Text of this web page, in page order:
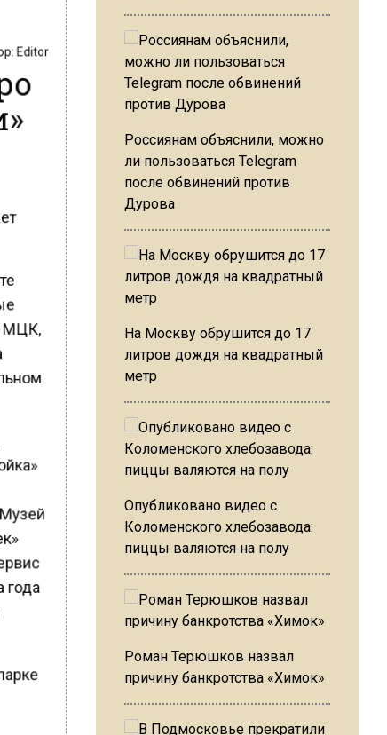
МЦК,
года
Россиянам объяснили, можно
ли пользоваться Telegram
после обвинений против
Дурова
На Москву обрушится до 17
литров дождя на квадратный
метр
Опубликовано видео с
Коломенского хлебозавода:
пиццы валяются на полу
Роман Терюшков назвал
причину банкротства «Химок»